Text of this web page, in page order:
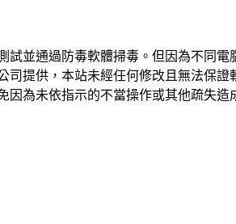
試並通過防毒軟體掃毒。但因為不同
提供，本站未經任何修改且無法保
為未依指示的不當操作或其他疏失